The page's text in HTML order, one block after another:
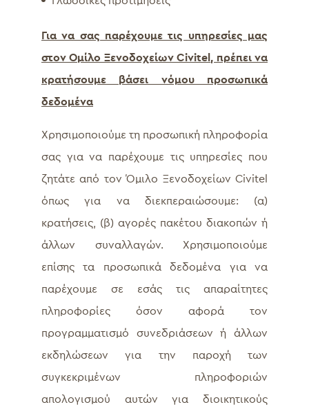
Για να σας παρέχουμε τις υπηρεσίες μας
στον Ομίλο Ξενοδοχείων Civitel , πρέπει να
κρατήσουμε βάσει νόμου προσωπικά
δεδομένα
Χρησιμοποιούμε τη προσωπική πληροφορία
σας για να παρέχουμε τις υπηρεσίες που
ζητάτε από τον Όμιλο Ξενοδοχείων Civitel
όπως για να διεκπεραιώσουμε: (α)
κρατήσεις, (β) αγορές πακέτου διακοπών ή
άλλων συναλλαγών. Χρησιμοποιούμε
επίσης τα προσωπικά δεδομένα για να
παρέχουμε σε εσάς τις απαραίτητες
πληροφορίες όσον αφορά τον
προγραμματισμό συνεδριάσεων ή άλλων
εκδηλώσεων για την παροχή των
συγκεκριμένων πληροφοριών
απολογισμού αυτών για διοικητικούς